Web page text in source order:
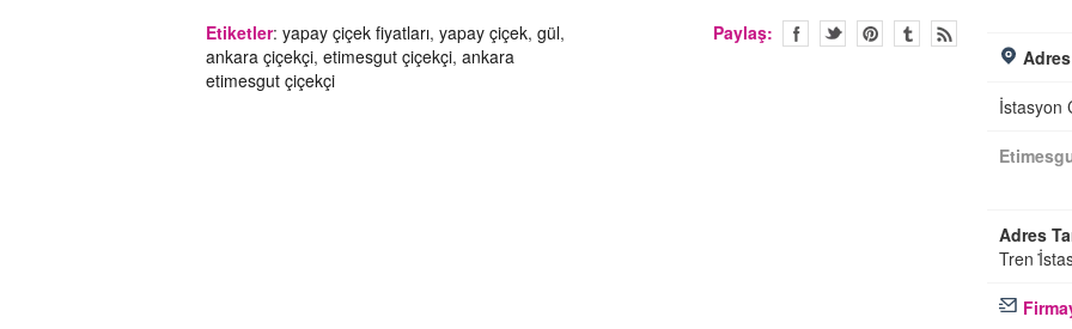
Etiketler: yapay çiçek fiyatları, yapay çiçek, gül,
ankara çiçekçi, etimesgut çiçekçi, ankara
etimesgut çiçekçi
Paylaş:
İstasyon
Adres
Tren